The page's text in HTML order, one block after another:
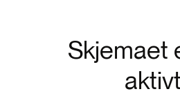
Skjemaet